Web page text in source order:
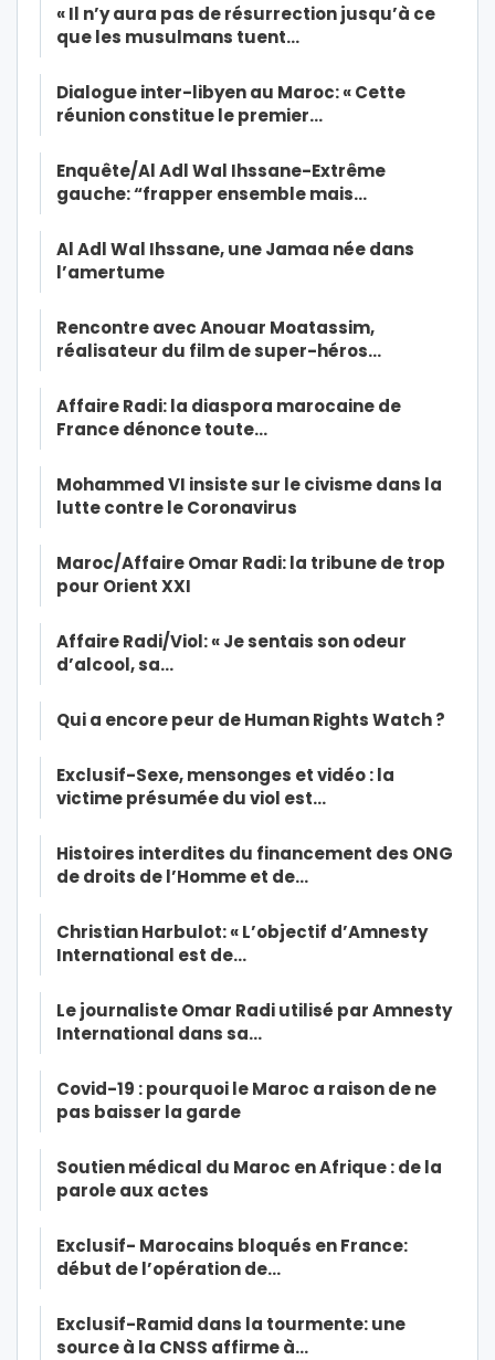
« Il n’y aura pas de résurrection jusqu’à ce
que les musulmans tuent…
Dialogue inter-libyen au Maroc: « Cette
réunion constitue le premier…
Enquête/Al Adl Wal Ihssane-Extrême
gauche: “frapper ensemble mais…
Al Adl Wal Ihssane, une Jamaa née dans
l’amertume
Rencontre avec Anouar Moatassim,
réalisateur du film de super-héros…
Affaire Radi: la diaspora marocaine de
France dénonce toute…
Mohammed VI insiste sur le civisme dans la
lutte contre le Coronavirus
Maroc/Affaire Omar Radi: la tribune de trop
pour Orient XXI
Affaire Radi/Viol: « Je sentais son odeur
d’alcool, sa…
Qui a encore peur de Human Rights Watch ?
Exclusif-Sexe, mensonges et vidéo : la
victime présumée du viol est…
Histoires interdites du financement des ONG
de droits de l’Homme et de…
Christian Harbulot: « L’objectif d’Amnesty
International est de…
Le journaliste Omar Radi utilisé par Amnesty
International dans sa…
Covid-19 : pourquoi le Maroc a raison de ne
pas baisser la garde
Soutien médical du Maroc en Afrique : de la
parole aux actes
Exclusif- Marocains bloqués en France:
début de l’opération de…
Exclusif-Ramid dans la tourmente: une
source à la CNSS affirme à…